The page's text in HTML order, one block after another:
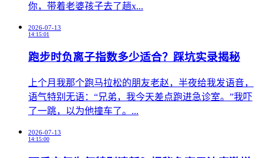
你，带着老婆孩子去了趟x...
2026-07-13
14:15:01
跑步时负离子指数多少适合？踩坑实录揭秘
上个月我那个跑马拉松的朋友老赵，半夜给我发语音，
语气特别无语：“兄弟，我今天差点跑进急诊室。”我吓
了一跳，以为他撞车了。...
2026-07-13
14:15:00